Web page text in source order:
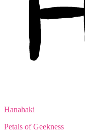
Hanahaki
Petals of Geekness